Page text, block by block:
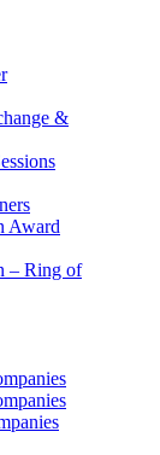
&
Award
– Ring of